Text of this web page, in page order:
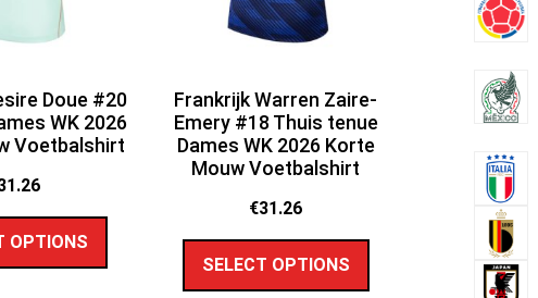
Doue #20
WK 2026
Voetbalshirt
OPTIONS
Frankrijk Warren Zaire-
Emery #18 Thuis tenue
Dames WK 2026 Korte
Mouw Voetbalshirt
€31.26
SELECT OPTIONS